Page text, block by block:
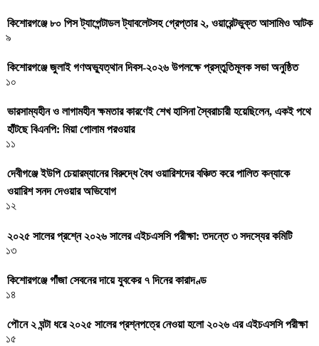
কিশোরগঞ্জে ৮০ পিস ট্যাপেন্টাডল ট্যাবলেটসহ গ্রেপ্তার ২, ওয়ারেন্টভুক্ত আসামিও আটক
৯
কিশোরগঞ্জে জুলাই গণঅভ্যুত্থান দিবস-২০২৬ উপলক্ষে প্রস্তুতিমূলক সভা অনুষ্ঠিত
১০
ভারসাম্যহীন ও লাগামহীন ক্ষমতার কারণেই শেখ হাসিনা স্বৈরাচারী হয়েছিলেন, একই পথে
হাঁটছে বিএনপি: মিয়া গোলাম পরওয়ার
১১
দেবীগঞ্জে ইউপি চেয়ারম্যানের বিরুদ্ধে বৈধ ওয়ারিশদের বঞ্চিত করে পালিত কন্যাকে
ওয়ারিশ সনদ দেওয়ার অভিযোগ
১২
২০২৫ সালের প্রশ্নে ২০২৬ সালের এইচএসসি পরীক্ষা: তদন্তে ৩ সদস্যের কমিটি
১৩
কিশোরগঞ্জে গাঁজা সেবনের দায়ে যুবকের ৭ দিনের কারাদণ্ড
১৪
পৌনে ২ ঘন্টা ধরে ২০২৫ সালের প্রশ্নপত্রে নেওয়া হলো ২০২৬ এর এইচএসসি পরীক্ষা
১৫